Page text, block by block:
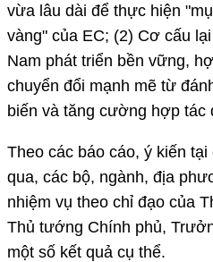
vừa lâu dài để thực hiện
vàng" của EC; (2) Cơ cấu
Nam phát triển bền vững,
chuyển đổi mạnh mẽ từ
biến và tăng cường hợp tác
Theo các báo cáo, ý kiến
qua, các bộ, ngành, địa
nhiệm vụ theo chỉ đạo của
Thủ tướng Chính phủ,
một số kết quả cụ thể.